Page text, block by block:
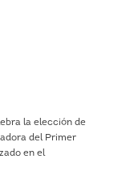
la elección de
del Primer
en el